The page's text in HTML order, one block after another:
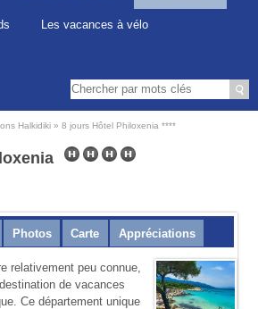
Les vacances à vélo
Halkidiki 8 jours Hôtel Philoxenia ****
Photos Carte Appréciations
relativement peu connue,
de vacances
Ce département unique